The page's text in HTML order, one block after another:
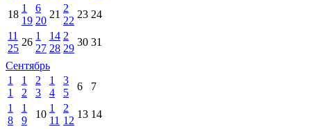
18
1
19
6
20
21
2
22
23 24
11
25
26
1
27
14
28
2
29
30 31
Сентябрь
1
1
1
2
2
3
1
4
3
5
6
7
1
8
1
9
10
1
11
2
12
13 14